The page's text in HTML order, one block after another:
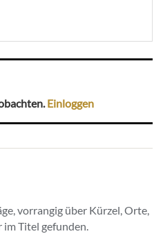
Einloggen
vorrangig über Kürzel, Orte,
im Titel gefunden.